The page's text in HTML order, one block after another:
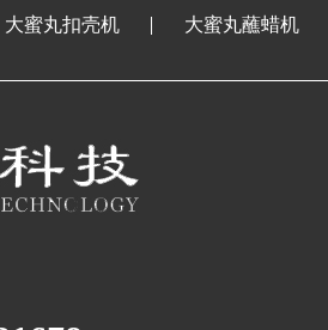
大蜜丸扣壳机 大蜜丸蘸蜡机